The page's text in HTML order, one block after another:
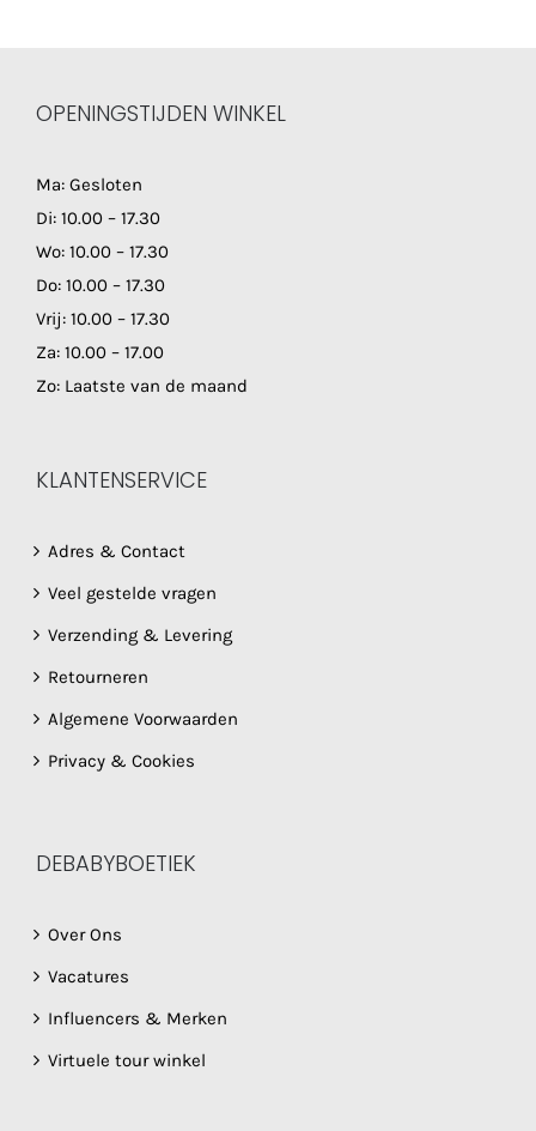
OPENINGSTIJDEN WINKEL
Ma: Gesloten
Di: 10.00 – 17.30
Wo: 10.00 – 17.30
Do: 10.00 – 17.30
Vrij: 10.00 – 17.30
Za: 10.00 – 17.00
Zo: Laatste van de maand
KLANTENSERVICE
Adres & Contact
Veel gestelde vragen
Verzending & Levering
Retourneren
Algemene Voorwaarden
Privacy & Cookies
DEBABYBOETIEK
Over Ons
Vacatures
Influencers & Merken
Virtuele tour winkel